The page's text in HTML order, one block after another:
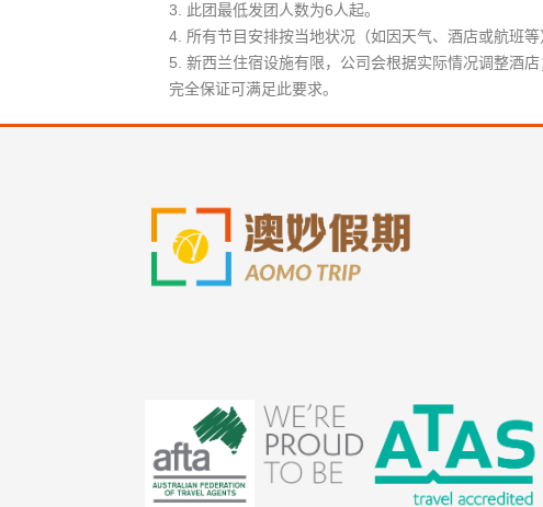
3. 此团最低发团人数为6人起。
4. 所有节目安排按当地状况（如因天气、酒店或航班
5. 新西兰住宿设施有限，公司会根据实际情况调整酒
完全保证可满足此要求。